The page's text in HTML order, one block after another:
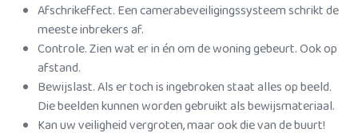
Afschrikeffect. Een camerabeveiligingssysteem schrikt de
meeste inbrekers af.
Controle. Zien wat er in én om de woning gebeurt. Ook op
afstand.
Bewijslast. Als er toch is ingebroken staat alles op beeld.
Die beelden kunnen worden gebruikt als bewijsmateriaal.
Kan uw veiligheid vergroten, maar ook die van de buurt!